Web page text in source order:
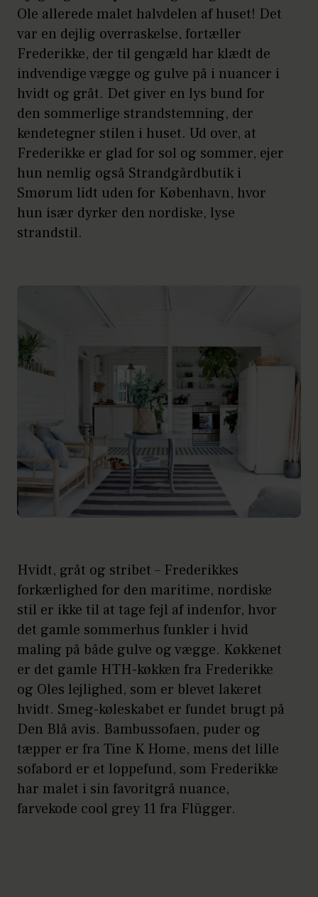
Ole allerede malet halvdelen af huset! Det
var en dejlig overraskelse, fortæller
Frederikke, der til gengæld har klædt de
indvendige vægge og gulve på i nuancer i
hvidt og gråt. Det giver en lys bund for
den sommerlige strandstemning, der
kendetegner stilen i huset. Ud over, at
Frederikke er glad for sol og sommer, ejer
hun nemlig også Strandgårdbutik i
Smørum lidt uden for København, hvor
hun især dyrker den nordiske, lyse
strandstil.
Hvidt, gråt og stribet – Frederikkes
forkærlighed for den maritime, nordiske
stil er ikke til at tage fejl af indenfor, hvor
det gamle sommerhus funkler i hvid
maling på både gulve og vægge. Køkkenet
er det gamle HTH-køkken fra Frederikke
og Oles lejlighed, som er blevet lakeret
hvidt. Smeg-køleskabet er fundet brugt på
Den Blå avis. Bambussofaen, puder og
tæpper er fra Tine K Home, mens det lille
sofabord er et loppefund, som Frederikke
har malet i sin favoritgrå nuance,
farvekode cool grey 11 fra Flügger.